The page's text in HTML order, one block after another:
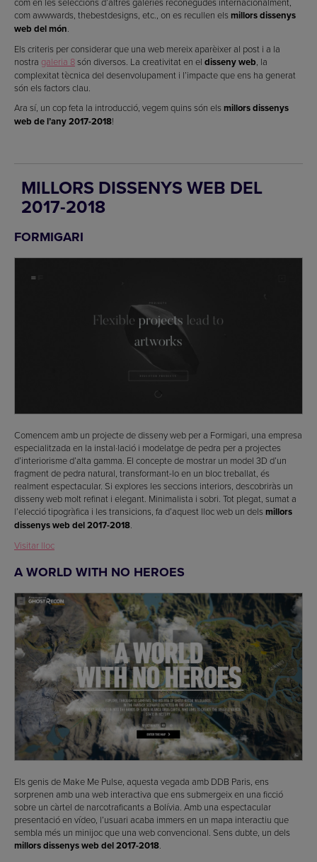
com awwwards, thebestdesigns, etc., on es recullen els millors dissenys
web del món.
Els criteris per considerar que una web mereix aparèixer al post i a la
nostra galeria 8són diversos. La creativitat en el disseny web, la
complexitat tècnica del desenvolupament i l’impacte que ens ha generat
són els factors clau.
Ara sí, un cop feta la introducció, vegem quins són els millors dissenys
web de l’any 2017-2018!
MILLORS DISSENYS WEB DEL
2017-2018
FORMIGARI
Comencem amb un projecte de disseny web per a Formigari, una empresa
especialitzada en la instal·lació i modelatge de pedra per a projectes
d’interiorisme d’alta gamma. El concepte de mostrar un model 3D d’un
fragment de pedra natural, transformant-lo en un bloc treballat, és
realment espectacular. Si explores les seccions interiors, descobriràs un
disseny web molt refinat i elegant. Minimalista i sobri. Tot plegat, sumat a
l’elecció tipogràfica i les transicions, fa d’aquest lloc web un dels millors
dissenys web del 2017-2018.
Visitar lloc
A WORLD WITH NO HEROES
Els genis de Make Me Pulse, aquesta vegada amb DDB Paris, ens
sorprenen amb una web interactiva que ens submergeix en una ficció
sobre un càrtel de narcotraficants a Bolívia. Amb una espectacular
presentació en vídeo, l’usuari acaba immers en un mapa interactiu que
sembla més un minijoc que una web convencional. Sens dubte, un dels
millors dissenys web del 2017-2018.